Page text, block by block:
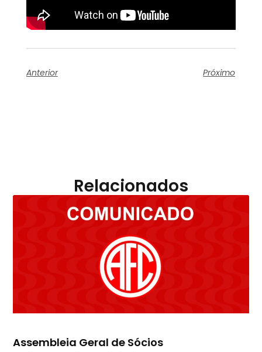
Anterior Próximo
Relacionados
Assembleia Geral de Sócios